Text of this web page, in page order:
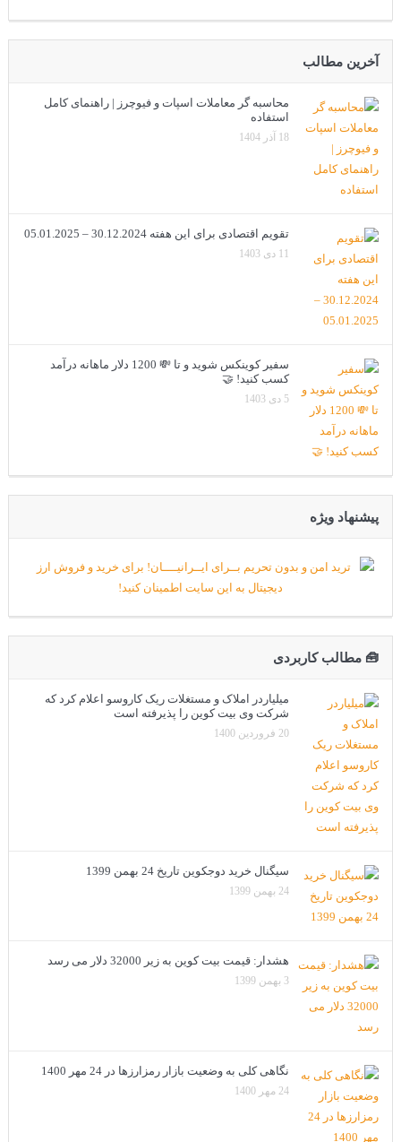
آخرین مطالب
محاسبه گر معاملات اسپات و فیوچرز | راهنمای کامل
استفاده
18 آذر 1404
تقویم اقتصادی برای این هفته 30.12.2024 – 05.01.2025
11 دی 1403
سفیر کوینکس شوید و تا 💸 1200 دلار ماهانه درآمد
کسب کنید! 🤝
5 دی 1403
پیشنهاد ویژه
🧰 مطالب کاربردی
میلیاردر املاک و مستغلات ریک کاروسو اعلام کرد که
شرکت وی بیت کوین را پذیرفته است
20 فروردین 1400
سیگنال خرید دوجکوین تاریخ 24 بهمن 1399
24 بهمن 1399
هشدار: قیمت بیت کوین به زیر 32000 دلار می رسد
3 بهمن 1399
نگاهی کلی به وضعیت بازار رمزارزها در 24 مهر 1400
24 مهر 1400